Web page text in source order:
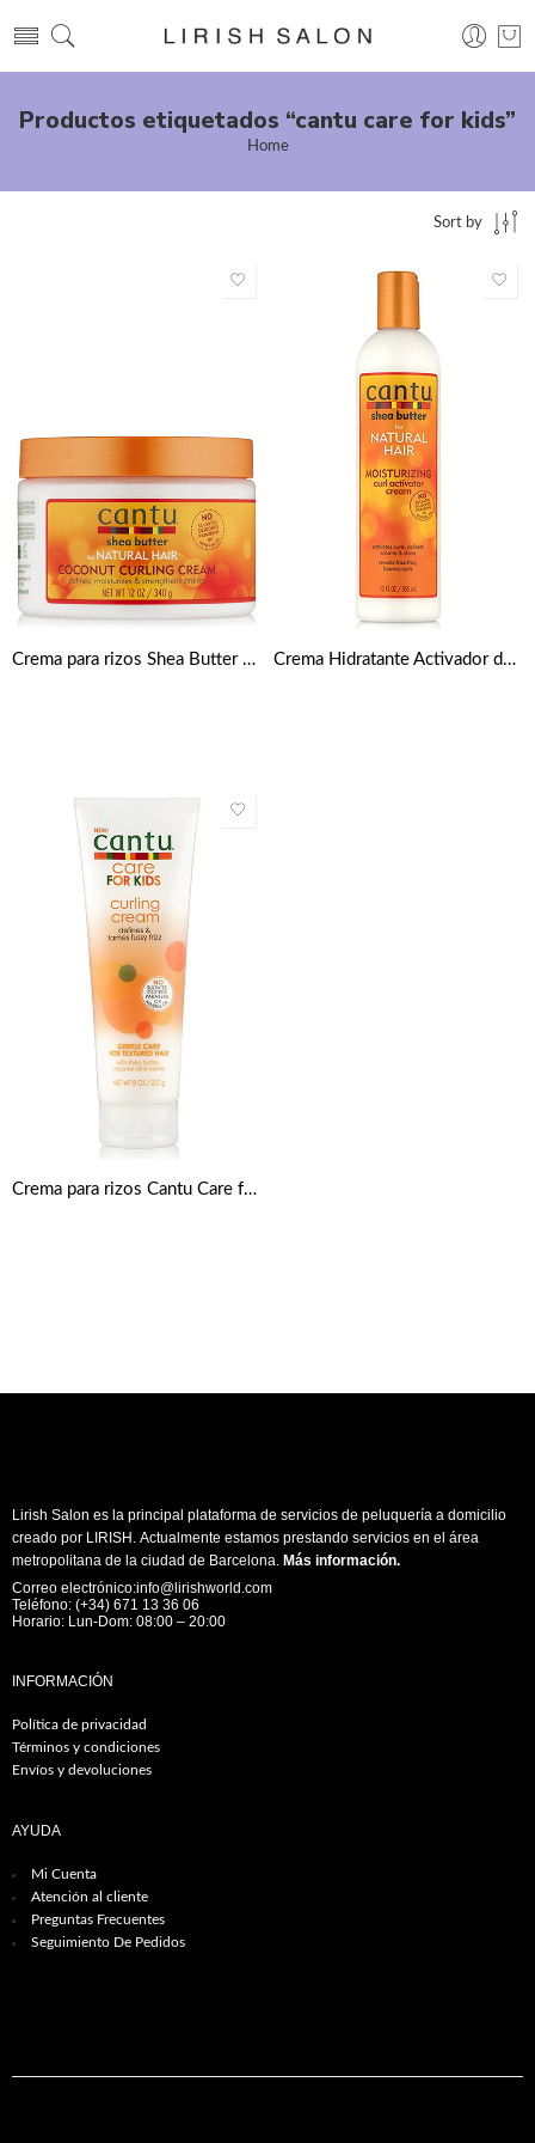
Productos etiquetados “cantu care for kids”
Home
Sort by
Crema para rizos Shea Butter Coconut 340g de Cantu Crema Hidratante Activador de Rizos de 355 ml de Cantu
Crema para rizos Cantu Care for Kids 227g de Cantu
Lirish Salon es la principal plataforma de servicios de peluquería a domicilio
creado por LIRISH. Actualmente estamos prestando servicios en el área
metropolitana de la ciudad de Barcelona. Más información.
Correo electrónico:info@lirishworld.com
Teléfono: (+34) 671 13 36 06
Horario: Lun-Dom: 08:00 – 20:00
INFORMACIÓN
Política de privacidad
Términos y condiciones
Envíos y devoluciones
AYUDA
Mi Cuenta
Atención al cliente
Preguntas Frecuentes
Seguimiento De Pedidos